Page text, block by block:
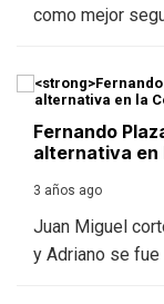
como mejor
Fernando
alternativa en
3 años ago
Juan Miguel
y Adriano se fue